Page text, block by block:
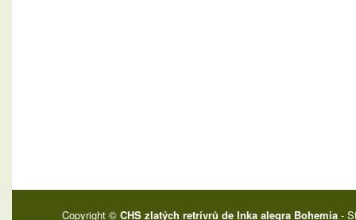
Copyright © CHS zlatých retrívrů de Inka alegra Bohemia -